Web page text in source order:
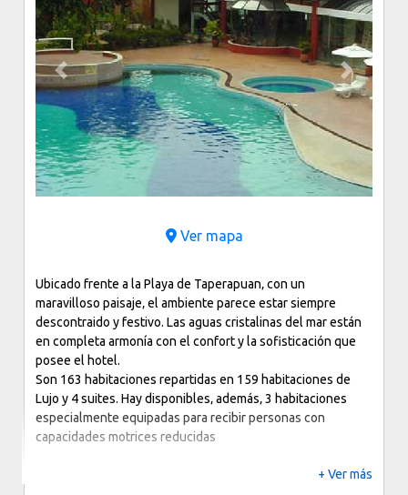
Previous Next
Ver mapa
Ubicado frente a la Playa de Taperapuan‚ con un
maravilloso paisaje‚ el ambiente parece estar siempre
descontraido y festivo. Las aguas cristalinas del mar están
en completa armonía con el confort y la sofisticación que
posee el hotel.
Son 163 habitaciones repartidas en 159 habitaciones de
Lujo y 4 suites. Hay disponibles‚ además‚ 3 habitaciones
especialmente equipadas para recibir personas con
capacidades motrices reducidas
+ Ver más